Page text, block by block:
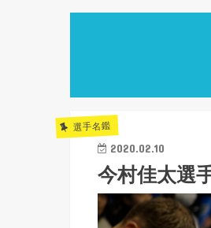
選手名鑑
2020.02.10
今村佳太選